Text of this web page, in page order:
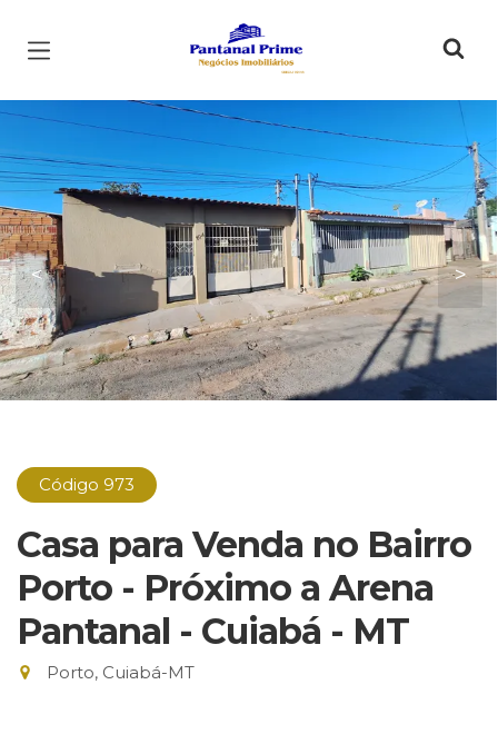
Página inicial
< >
Código 973
Casa para Venda no Bairro
Porto - Próximo a Arena
Pantanal - Cuiabá - MT
Porto, Cuiabá-MT